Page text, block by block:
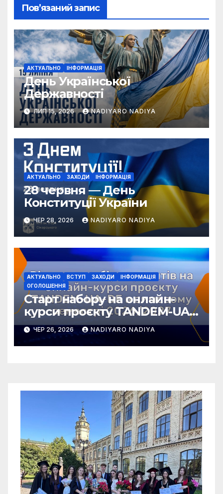
Пов’язаний запис
АКТУАЛЬНО ІНФОРМАЦІЯ
День Української
Державності
ЛИП 15, 2026 NADIYARO NADIYA
АКТУАЛЬНО ЗАХОДИ ІНФОРМАЦІЯ
28 червня — День
Конституції України
ЧЕР 28, 2026 NADIYARO NADIYA
АКТУАЛЬНО ВСТУП ЗАХОДИ
ІНФОРМАЦІЯ
ОГОЛОШЕННЯ
Старт набору на онлайн-
курси проєкту TANDEM-UA-
DE у зимовому семестрі
2026/2027!
ЧЕР 26, 2026 NADIYARO NADIYA